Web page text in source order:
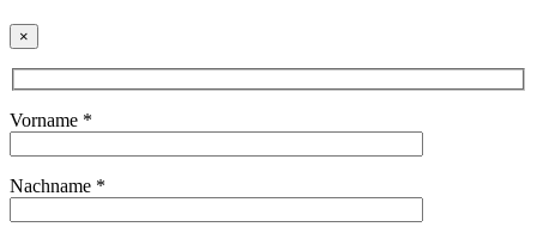
×
Vorname *
Nachname *